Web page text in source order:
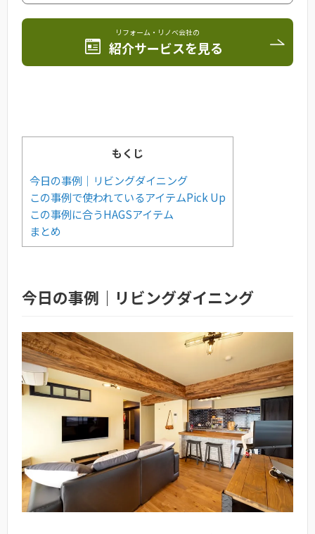
リフォーム・リノベ会社の
紹介サービスを見る
もくじ
今日の事例｜リビングダイニング
この事例で使われているアイテムPick Up
この事例に合うHAGSアイテム
まとめ
今日の事例｜リビングダイニング